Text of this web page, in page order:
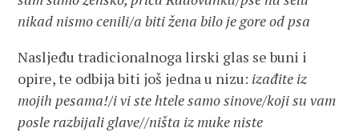
nikad nismo cenili/a biti žena bilo je gore od psa
Nasljeđu tradicionalnoga lirski glas se buni i
opire, te odbija biti još jedna u nizu: izađite iz
mojih pesama!/i vi ste htele samo sinove/koji su vam
posle razbijali glave//ništa iz muke niste